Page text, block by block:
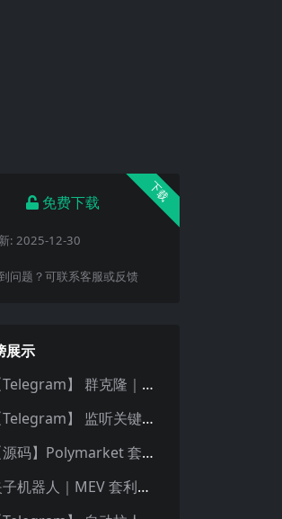
下载
免费下载
: 2025-12-30
问题？可联系客服或反馈
展示
【Telegram】 群克隆｜群复制Bot
【Telegram】 监听关键词｜TG抓需求 ｜ 实时监测频道
【源码】Polymarket 套利机器人 (15分钟高频交易) — 稳定运行版｜更新5种策略
夹子机器人｜MEV 套利机器人 ｜ 三明治机器人 ｜ 抢跑机器人 ｜ 绿色安全版源码 ｜ 多语言版本 Python 、JS、Rust | 多链